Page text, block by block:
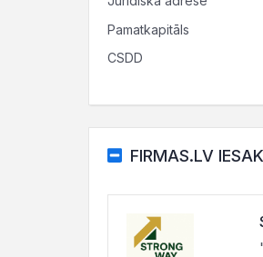
Pamatkapitāls
CSDD
FIRMAS.LV